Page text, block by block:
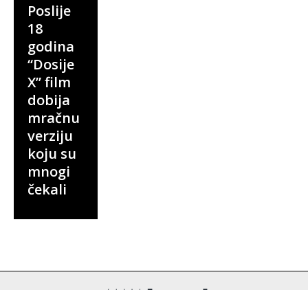
Poslije
18
godina
“Dosije
X” film
dobija
mračnu
verziju
koju su
mnogi
čekali